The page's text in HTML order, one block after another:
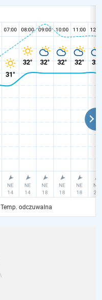
Temp. odczuwalna